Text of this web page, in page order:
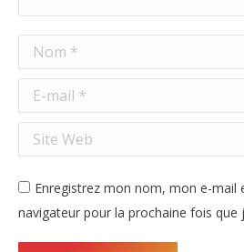
Nom *
E-mail *
Site Web
Enregistrez mon nom, mon e-mail
navigateur pour la prochaine fois que